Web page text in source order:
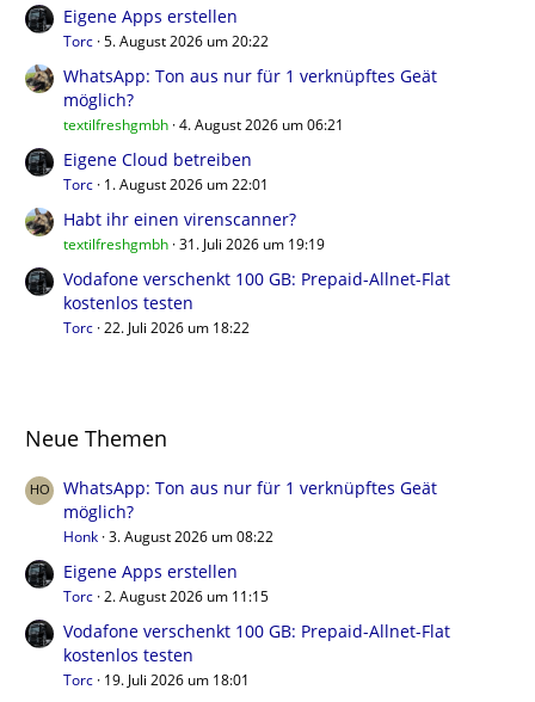
Eigene Apps erstellen
Torc 5. August 2026 um 20:22
WhatsApp: Ton aus nur für 1 verknüpftes Geät
möglich?
textilfreshgmbh 4. August 2026 um 06:21
Eigene Cloud betreiben
Torc 1. August 2026 um 22:01
Habt ihr einen virenscanner?
textilfreshgmbh 31. Juli 2026 um 19:19
Vodafone verschenkt 100 GB: Prepaid-Allnet-Flat
kostenlos testen
Torc 22. Juli 2026 um 18:22
Neue Themen
WhatsApp: Ton aus nur für 1 verknüpftes Geät
möglich?
Honk 3. August 2026 um 08:22
Eigene Apps erstellen
Torc 2. August 2026 um 11:15
Vodafone verschenkt 100 GB: Prepaid-Allnet-Flat
kostenlos testen
Torc 19. Juli 2026 um 18:01